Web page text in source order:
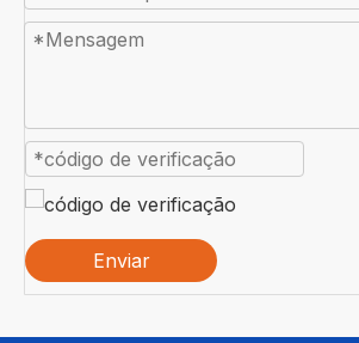
Enviar